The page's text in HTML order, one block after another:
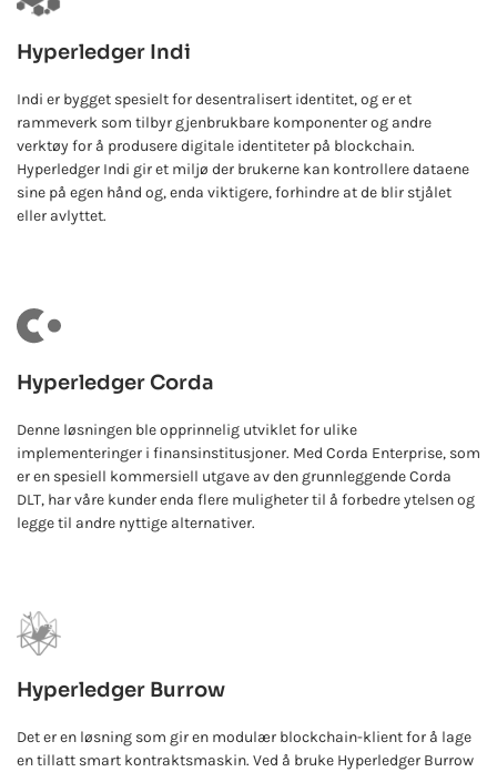
Hyperledger Indi
Indi er bygget spesielt for desentralisert identitet, og er et
rammeverk som tilbyr gjenbrukbare komponenter og andre
verktøy for å produsere digitale identiteter på blockchain.
Hyperledger Indi gir et miljø der brukerne kan kontrollere dataene
sine på egen hånd og, enda viktigere, forhindre at de blir stjålet
eller avlyttet.
Hyperledger Corda
Denne løsningen ble opprinnelig utviklet for ulike
implementeringer i finansinstitusjoner. Med Corda Enterprise, som
er en spesiell kommersiell utgave av den grunnleggende Corda
DLT, har våre kunder enda flere muligheter til å forbedre ytelsen og
legge til andre nyttige alternativer.
Hyperledger Burrow
Det er en løsning som gir en modulær blockchain-klient for å lage
en tillatt smart kontraktsmaskin. Ved å bruke Hyperledger Burrow